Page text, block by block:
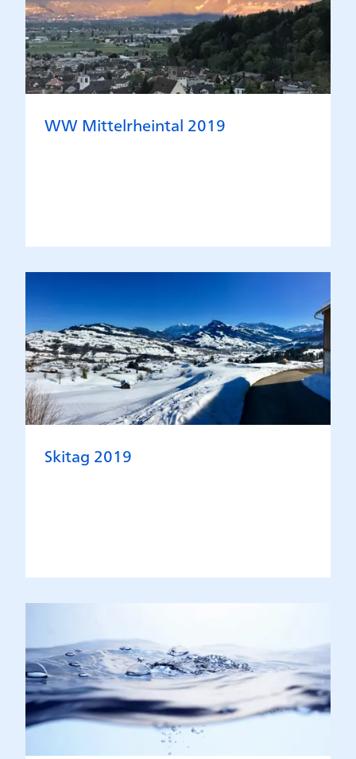
WW Mittelrheintal 2019
Skitag 2019